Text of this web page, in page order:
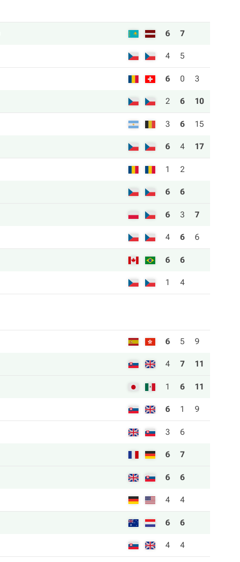
6 7
4 5
6 0 3
2 6 10
3 6 15
6 4 17
1 2
6 6
6 3 7
4 6 6
6 6
1 4
6 5 9
4 7 11
1 6 11
6 1 9
3 6
6 7
6 6
4 4
6 6
4 4